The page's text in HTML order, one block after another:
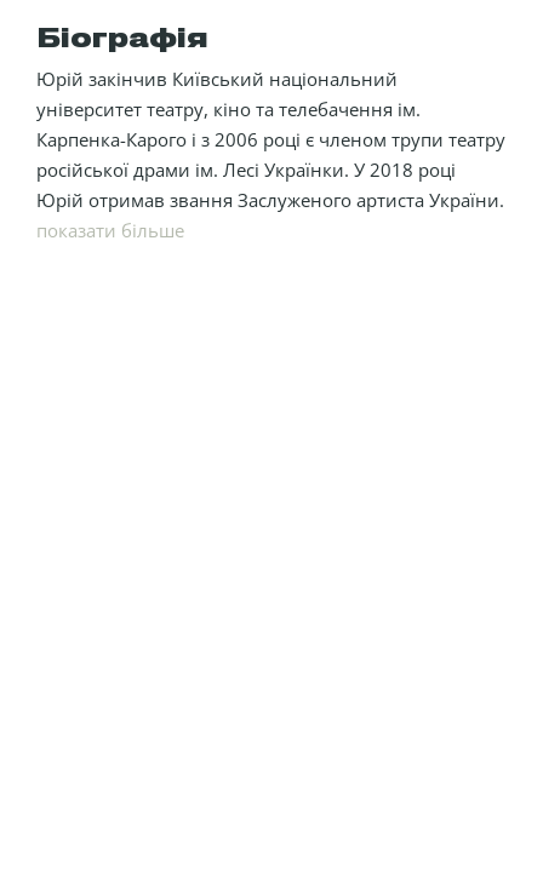
Біографія
Юрій закінчив Київський національний
університет театру, кіно та телебачення ім.
Карпенка-Карого і з 2006 році є членом трупи театру
російської драми ім. Лесі Українки. У 2018 році
Юрій отримав звання Заслуженого артиста України.
показати більше